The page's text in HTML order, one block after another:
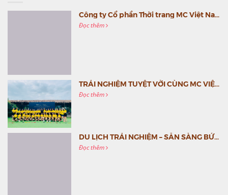
Công ty Cổ phần Thời trang MC Việt Nam (MC Fashion) tổ chức Gala mừng sinh nhật lần thứ 9
Đọc thêm
TRẢI NGHIỆM TUYỆT VỜI CÙNG MC VIỆT NAM
Đọc thêm
DU LỊCH TRẢI NGHIỆM – SẴN SÀNG BỨT PHÁ CÙNG MC VIỆT NAM
Đọc thêm